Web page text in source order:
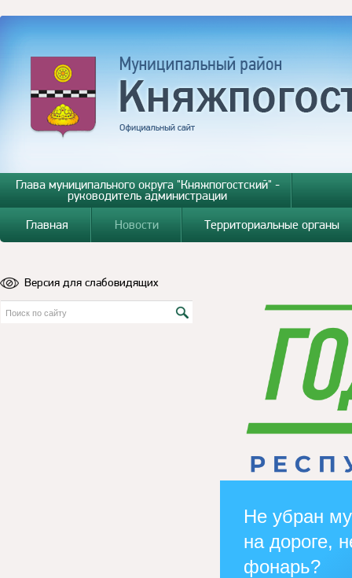
Глава муниципального округа "Княжпогостский" -
руководитель администрации
Главная
Новости Территориальные органы
Версия для слабовидящих
Не убран
на дороге,
фонарь?